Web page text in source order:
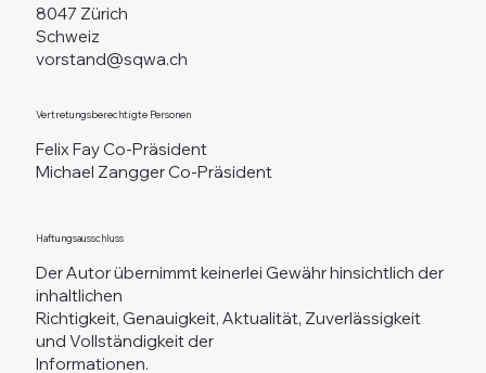
8047 Zürich
Schweiz
vorstand@sqwa.ch
Vertretungsberechtigte Personen
Felix Fay Co-Präsident
Michael Zangger Co-Präsident
Haftungsausschluss
Der Autor übernimmt keinerlei Gewähr hinsichtlich der
inhaltlichen
Richtigkeit, Genauigkeit, Aktualität, Zuverlässigkeit
und Vollständigkeit der
Informationen.